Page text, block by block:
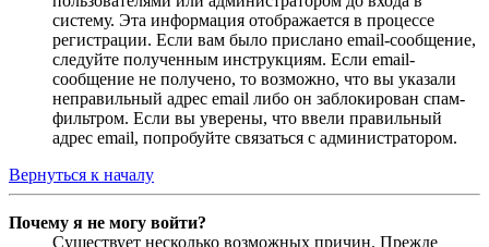
систему. Эта информация отображается в процессе
регистрации. Если вам было прислано email-сообщение,
следуйте полученным инструкциям. Если email-
сообщение не получено, то возможно, что вы указали
неправильный адрес email либо он заблокирован спам-
фильтром. Если вы уверены, что ввели правильный
адрес email, попробуйте связаться с администратором.
Вернуться к началу
Почему я не могу войти?
Существует несколько возможных причин. Прежде